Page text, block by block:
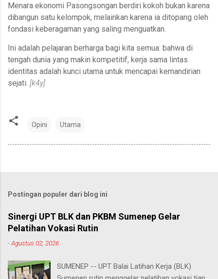
Menara ekonomi Pasongsongan berdiri kokoh bukan karena
dibangun satu kelompok, melainkan karena ia ditopang oleh
fondasi keberagaman yang saling menguatkan.
Ini adalah pelajaran berharga bagi kita semua: bahwa di
tengah dunia yang makin kompetitif, kerja sama lintas
identitas adalah kunci utama untuk mencapai kemandirian
sejati. [k4y]
Opini Utama
Postingan populer dari blog ini
Sinergi UPT BLK dan PKBM Sumenep Gelar
Pelatihan Vokasi Rutin
-Agustus 02, 2026
SUMENEP -- UPT Balai Latihan Kerja (BLK)